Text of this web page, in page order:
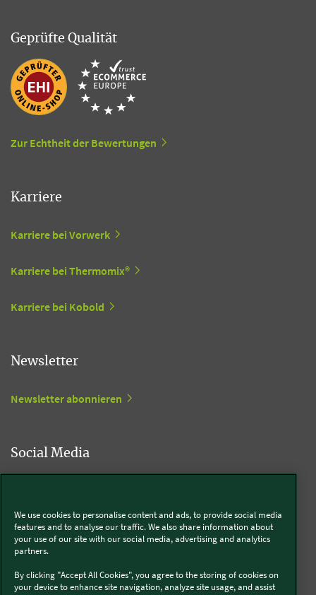
Geprüfte Qualität
Zur Echtheit der Bewertungen
Karriere
Karriere bei Vorwerk
Karriere bei Thermomix®
Karriere bei Kobold
Newsletter
Newsletter abonnieren
Social Media
Thermomix®
We use cookies to personalise content and ads, to provide social media
features and to analyse our traffic. We also share information about
your use of our site with our social media, advertising and analytics
partners.
By clicking "Accept All Cookies", you agree to the storing of cookies on
your device to enhance site navigation, analyze site usage, and assist